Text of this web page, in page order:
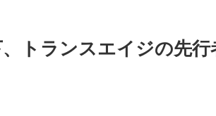
トランスエイジの先行